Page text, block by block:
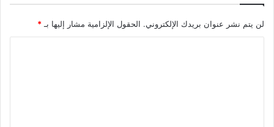
لن يتم نشر عنوان بريدك الإلكتروني. الحقول الإلزامية مشار إليها بـ *